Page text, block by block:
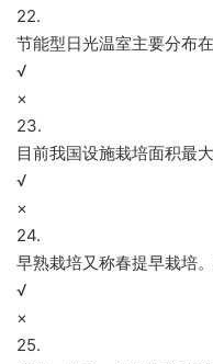
22.
节能型日光温室主要分布
√
×
23.
目前我国设施栽培面积最
√
×
24.
早熟栽培又称春提早栽培
√
×
25.